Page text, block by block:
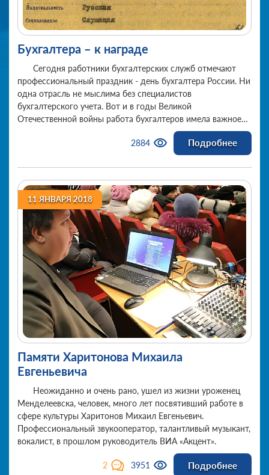
Бухгалтера – к награде
Сегодня работники бухгалтерских служб отмечают
профессиональный праздник - день бухгалтера России. Ни
одна отрасль не мыслима без специалистов
бухгалтерского учета. Вот и в годы Великой
Отечественной войны работа бухгалтеров имела важное
2884
Подробнее
11 ЯНВАРЯ 2018
Памяти Харитонова Михаила
Евгеньевича
Неожиданно и очень рано, ушел из жизни уроженец
Менделеевска, человек, много лет посвятивший работе в
сфере культуры Харитонов Михаил Евгеньевич.
Профессиональный звукооператор, талантливый музыкант,
вокалист, в прошлом руководитель ВИА «Акцент».
2 3951 Подробнее